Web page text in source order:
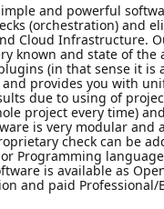
and powerful
(orchestration) and
Cloud Infrastructure.
known and state of the
(in that sense it is
provides you with
due to using of
project every time)
is very modular and
check can be
Programming
is available as
and paid Professional/